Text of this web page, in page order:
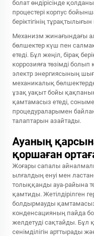
болат өндірісінде
процестері корпус
беріктігінің
Механизм жинағындағы
бөлшектер күш пен
етеді. Бұл жеңіл, бірақ
коррозияға төзімді
электр энергиясының
механикалық
ұзақ уақыт бойы
қамтамасыз етеді,
процедураларымен
талаптарын азайтады.
Ауаның
қоршаған
Жоғары сапалы
ылғалдың енуі мен
толыққанды ауа-райына
қамтиды. Жетілдірілген
болдырмауды қамтамасыз
конденсацияның пайда
желдетуді сақтайды. Бұл
сенімділігін арттырады